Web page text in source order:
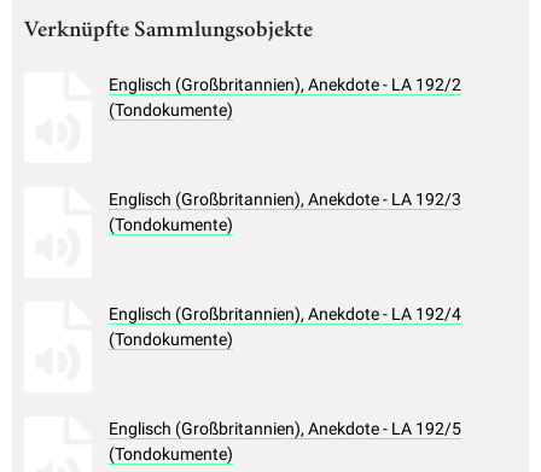
Verknüpfte Sammlungsobjekte
Englisch (Großbritannien), Anekdote - LA 192/2
(Tondokumente)
Englisch (Großbritannien), Anekdote - LA 192/3
(Tondokumente)
Englisch (Großbritannien), Anekdote - LA 192/4
(Tondokumente)
Englisch (Großbritannien), Anekdote - LA 192/5
(Tondokumente)